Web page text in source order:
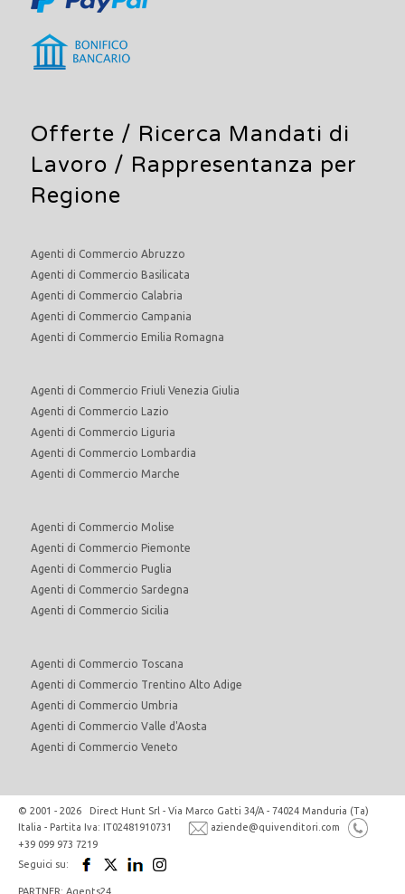
Offerte / Ricerca Mandati di
Lavoro / Rappresentanza per
Regione
Agenti di Commercio Abruzzo
Agenti di Commercio Basilicata
Agenti di Commercio Calabria
Agenti di Commercio Campania
Agenti di Commercio Emilia Romagna
Agenti di Commercio Friuli Venezia Giulia
Agenti di Commercio Lazio
Agenti di Commercio Liguria
Agenti di Commercio Lombardia
Agenti di Commercio Marche
Agenti di Commercio Molise
Agenti di Commercio Piemonte
Agenti di Commercio Puglia
Agenti di Commercio Sardegna
Agenti di Commercio Sicilia
Agenti di Commercio Toscana
Agenti di Commercio Trentino Alto Adige
Agenti di Commercio Umbria
Agenti di Commercio Valle d'Aosta
Agenti di Commercio Veneto
© 2001 - 2026 Direct Hunt Srl - Via Marco Gatti 34/A - 74024 Manduria (Ta)
Italia - Partita Iva: IT02481910731
aziende@quivenditori.com
+39 099 973 7219
Seguici su:
PARTNER: Agents24